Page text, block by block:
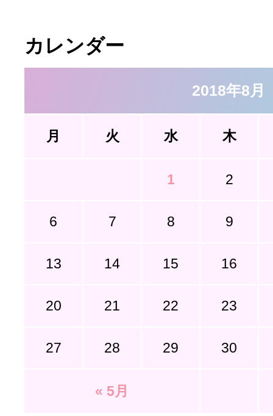
カレンダー
2018年8月
月 火 水 木
« 5月
1 2
6 7 8 9
13 14 15 16
20 21 22 23
27 28 29 30